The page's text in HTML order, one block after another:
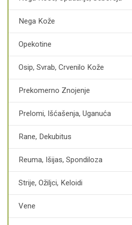
Nega Kože
Opekotine
Osip, Svrab, Crvenilo Kože
Prekomerno Znojenje
Prelomi, Išćašenja, Uganuća
Rane, Dekubitus
Reuma, Išijas, Spondiloza
Strije, Ožiljci, Keloidi
Vene